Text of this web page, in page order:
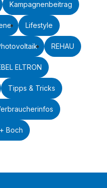
Kampagnenbeitrag
Lifestyle
REHAU
ELTRON
Tipps & Tricks
Boch